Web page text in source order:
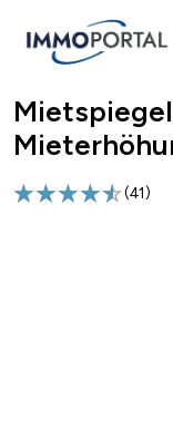
Breadcrumb
(41)